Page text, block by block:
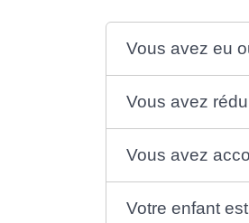
Vous avez eu
Vous avez
Vous avez
Votre enfant